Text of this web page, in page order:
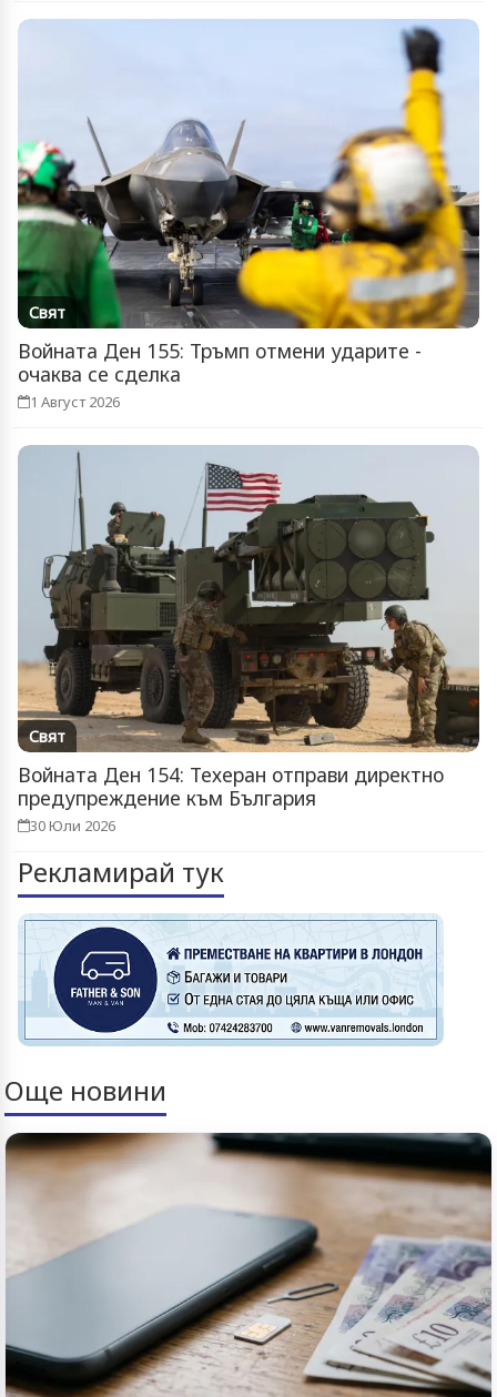
Свят
Войната Ден 155: Тръмп отмени ударите -
очаква се сделка
1 Август 2026
Свят
Войната Ден 154: Техеран отправи директно
предупреждение към България
30 Юли 2026
Рекламирай тук
Още новини